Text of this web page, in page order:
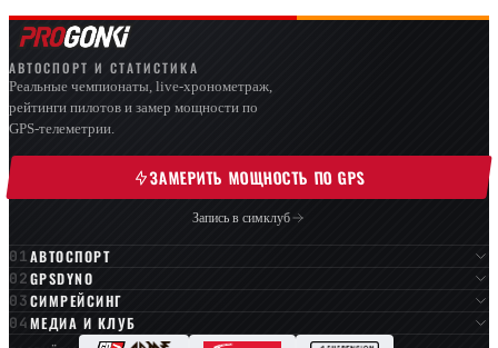
АВТОСПОРТ И СТАТИСТИКА
Реальные чемпионаты, live-хронометраж,
рейтинги пилотов и замер мощности по
GPS-телеметрии.
ЗАМЕРИТЬ МОЩНОСТЬ ПО GPS
Запись в симклуб
АВТОСПОРТ
GPSDYNO
СИМРЕЙСИНГ
МЕДИА И КЛУБ